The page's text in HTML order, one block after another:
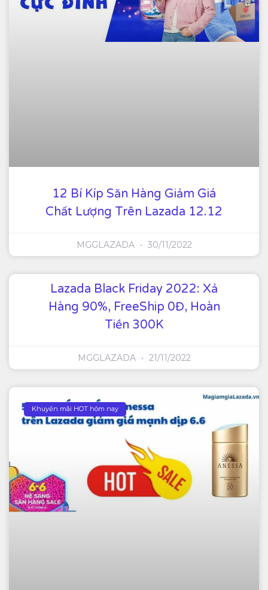
12 Bí Kíp Săn Hàng Giảm Giá
Chất Lượng Trên Lazada 12.12
MGGLAZADA 30/11/2022
Lazada Black Friday 2022: Xả
Hàng 90%, FreeShip 0Đ, Hoàn
Tiền 300K
MGGLAZADA 21/11/2022
Khuyến mãi HOT hôm nay